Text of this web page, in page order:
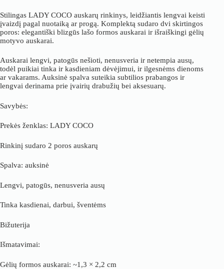
Stilingas LADY COCO auskarų rinkinys, leidžiantis lengvai keisti
įvaizdį pagal nuotaiką ar progą. Komplektą sudaro dvi skirtingos
poros: elegantiški blizgūs lašo formos auskarai ir išraiškingi gėlių
motyvo auskarai.
Auskarai lengvi, patogūs nešioti, nenusveria ir netempia ausų,
todėl puikiai tinka ir kasdieniam dėvėjimui, ir ilgesnėms dienoms
ar vakarams. Auksinė spalva suteikia subtilios prabangos ir
lengvai derinama prie įvairių drabužių bei aksesuarų.
Savybės:
Prekės ženklas: LADY COCO
Rinkinį sudaro 2 poros auskarų
Spalva: auksinė
Lengvi, patogūs, nenusveria ausų
Tinka kasdienai, darbui, šventėms
Bižuterija
Išmatavimai:
Gėlių formos auskarai: ~1,3 × 2,2 cm